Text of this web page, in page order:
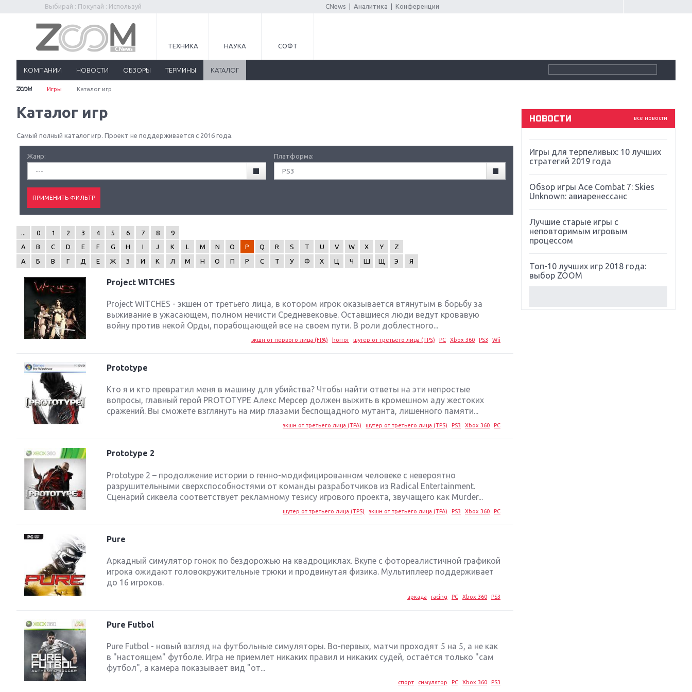
Выбирай : Покупай : Используй CNews Аналитика Конференции
ТЕХНИКА НАУКА СОФТ
КОМПАНИИ НОВОСТИ ОБЗОРЫ ТЕРМИНЫ КАТАЛОГ
Игры Каталог игр
Каталог игр
Самый полный каталог игр. Проект не поддерживается с 2016 года.
Жанр:
---
Платформа:
PS3
0 1 2 3 4 5 6 7 8
9
A
B C D E F G H I J K L M N O P Q R S T U V W X Y
Z
А
Б В Г Д Е Ж З И К Л М Н О П Р С Т У Ф Х Ц Ч Ш Щ Э Я
Project WITCHES
Project WITCHES - экшен от третьего лица, в котором игрок оказывается втянутым в борьбу за
выживание в ужасающем, полном нечисти Средневековье. Оставшиеся люди ведут кровавую
войну против некой Орды, порабощающей все на своем пути. В роли доблестного...
экшн от первого лица (FPA) horror шутер от третьего лица (TPS) PC Xbox 360 PS3 Wii
Prototype
Кто я и кто превратил меня в машину для убийства? Чтобы найти ответы на эти непростые
вопросы, главный герой PROTOTYPE Алекс Мерсер должен выжить в кромешном аду жестоких
сражений. Вы сможете взглянуть на мир глазами беспощадного мутанта, лишенного памяти...
экшн от третьего лица (TPA) шутер от третьего лица (TPS) PS3 Xbox 360 PC
Prototype 2
Prototype 2 – продолжение истории о генно-модифицированном человеке с невероятно
разрушительными сверхспособностями от команды разработчиков из Radical Entertainment.
Сценарий сиквела соответствует рекламному тезису игрового проекта, звучащего как Murder...
шутер от третьего лица (TPS) экшн от третьего лица (TPA) PS3 Xbox 360 PC
Pure
Аркадный симулятор гонок по бездорожью на квадроциклах. Вкупе с фотореалистичной графикой
игрока ожидают головокружительные трюки и продвинутая физика. Мультиплеер поддерживает
до 16 игроков.
аркада racing PC Xbox 360 PS3
Pure Futbol
Pure Futbol - новый взгляд на футбольные симуляторы. Во-первых, матчи проходят 5 на 5, а не как
в "настоящем" футболе. Игра не приемлет никаких правил и никаких судей, остаётся только "сам
футбол", а камера показывает вид "от...
спорт симулятор PC Xbox 360 PS3
все новости
НОВОСТИ
Souls
Far Cry 5: хвалить нельзя ругать
Игры для терпеливых: 10 лучших
стратегий 2019 года
Обзор игры Ace Combat 7: Skies
Unknown: авиаренессанс
Лучшие старые игры с
неповторимым игровым
процессом
Топ-10 лучших игр 2018 года:
выбор ZOOM